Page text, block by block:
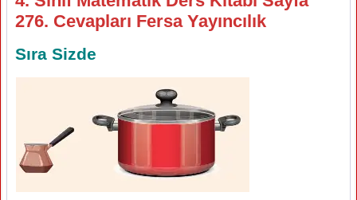
276. Cevapları Fersa Yayıncılık
Sıra Sizde